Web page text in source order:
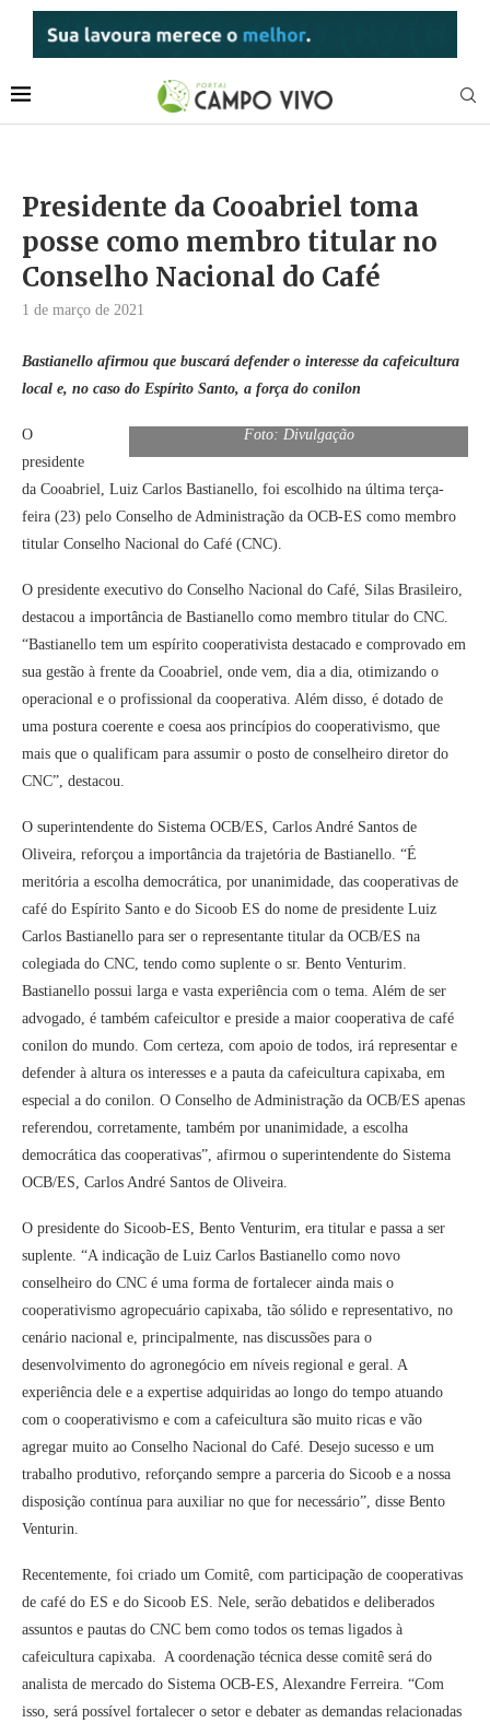
Presidente da Cooabriel toma
posse como membro titular no
Conselho Nacional do Café
1 de março de 2021
Bastianello afirmou que buscará defender o interesse da cafeicultura
local e, no caso do Espírito Santo, a força do conilon
Foto: Divulgação
O
presidente
da Cooabriel, Luiz Carlos Bastianello, foi escolhido na última terça-
feira (23) pelo Conselho de Administração da OCB-ES como membro
titular Conselho Nacional do Café (CNC).
O presidente executivo do Conselho Nacional do Café, Silas Brasileiro,
destacou a importância de Bastianello como membro titular do CNC.
“Bastianello tem um espírito cooperativista destacado e comprovado em
sua gestão à frente da Cooabriel, onde vem, dia a dia, otimizando o
operacional e o profissional da cooperativa. Além disso, é dotado de
uma postura coerente e coesa aos princípios do cooperativismo, que
mais que o qualificam para assumir o posto de conselheiro diretor do
CNC”, destacou.
O superintendente do Sistema OCB/ES, Carlos André Santos de
Oliveira, reforçou a importância da trajetória de Bastianello. “É
meritória a escolha democrática, por unanimidade, das cooperativas de
café do Espírito Santo e do Sicoob ES do nome de presidente Luiz
Carlos Bastianello para ser o representante titular da OCB/ES na
colegiada do CNC, tendo como suplente o sr. Bento Venturim.
Bastianello possui larga e vasta experiência com o tema. Além de ser
advogado, é também cafeicultor e preside a maior cooperativa de café
conilon do mundo. Com certeza, com apoio de todos, irá representar e
defender à altura os interesses e a pauta da cafeicultura capixaba, em
especial a do conilon. O Conselho de Administração da OCB/ES apenas
referendou, corretamente, também por unanimidade, a escolha
democrática das cooperativas”, afirmou o superintendente do Sistema
OCB/ES, Carlos André Santos de Oliveira.
O presidente do Sicoob-ES, Bento Venturim, era titular e passa a ser
suplente. “A indicação de Luiz Carlos Bastianello como novo
conselheiro do CNC é uma forma de fortalecer ainda mais o
cooperativismo agropecuário capixaba, tão sólido e representativo, no
cenário nacional e, principalmente, nas discussões para o
desenvolvimento do agronegócio em níveis regional e geral. A
experiência dele e a expertise adquiridas ao longo do tempo atuando
com o cooperativismo e com a cafeicultura são muito ricas e vão
agregar muito ao Conselho Nacional do Café. Desejo sucesso e um
trabalho produtivo, reforçando sempre a parceria do Sicoob e a nossa
disposição contínua para auxiliar no que for necessário”, disse Bento
Venturin.
Recentemente, foi criado um Comitê, com participação de cooperativas
de café do ES e do Sicoob ES. Nele, serão debatidos e deliberados
assuntos e pautas do CNC bem como todos os temas ligados à
cafeicultura capixaba. A coordenação técnica desse comitê será do
analista de mercado do Sistema OCB-ES, Alexandre Ferreira. “Com
isso, será possível fortalecer o setor e debater as demandas relacionadas